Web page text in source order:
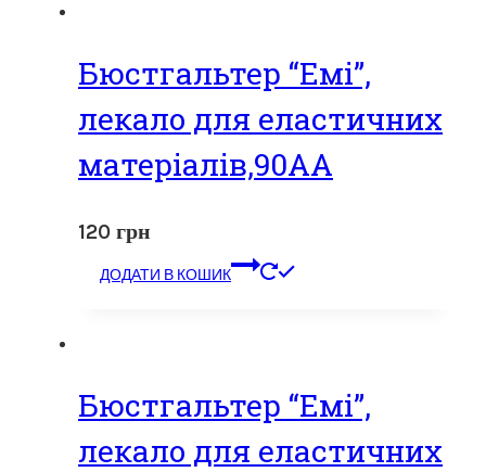
Бюстгальтер “Емі”,
лекало для еластичних
матеріалів,90АА
120 грн
ДОДАТИ В КОШИК
Бюстгальтер “Емі”,
лекало для еластичних